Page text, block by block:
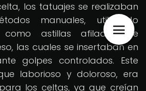
los tatuajes se realizaban
manuales, utilizando
como astillas afiladas de
las cuales se insertaban en
golpes controlados. Este
laborioso y doloroso, era
los celtas, ya que creían